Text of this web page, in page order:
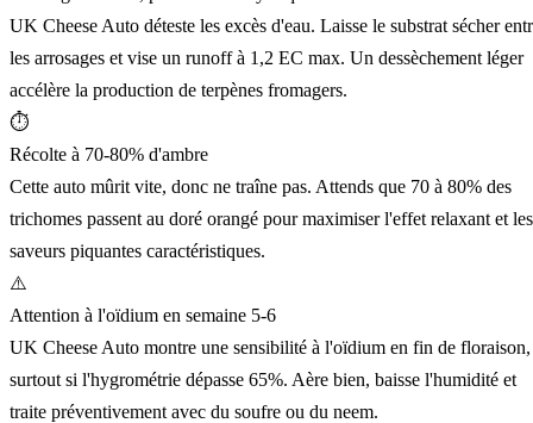
UK Cheese Auto déteste les excès d'eau. Laisse le substrat sécher
les arrosages et vise un runoff à 1,2 EC max. Un dessèchement léger
accélère la production de terpènes fromagers.
⏱️
Récolte à 70-80% d'ambre
Cette auto mûrit vite, donc ne traîne pas. Attends que 70 à 80% des
trichomes passent au doré orangé pour maximiser l'effet relaxant et les
saveurs piquantes caractéristiques.
⚠️
Attention à l'oïdium en semaine 5-6
UK Cheese Auto montre une sensibilité à l'oïdium en fin de floraison,
surtout si l'hygrométrie dépasse 65%. Aère bien, baisse l'humidité et
traite préventivement avec du soufre ou du neem.